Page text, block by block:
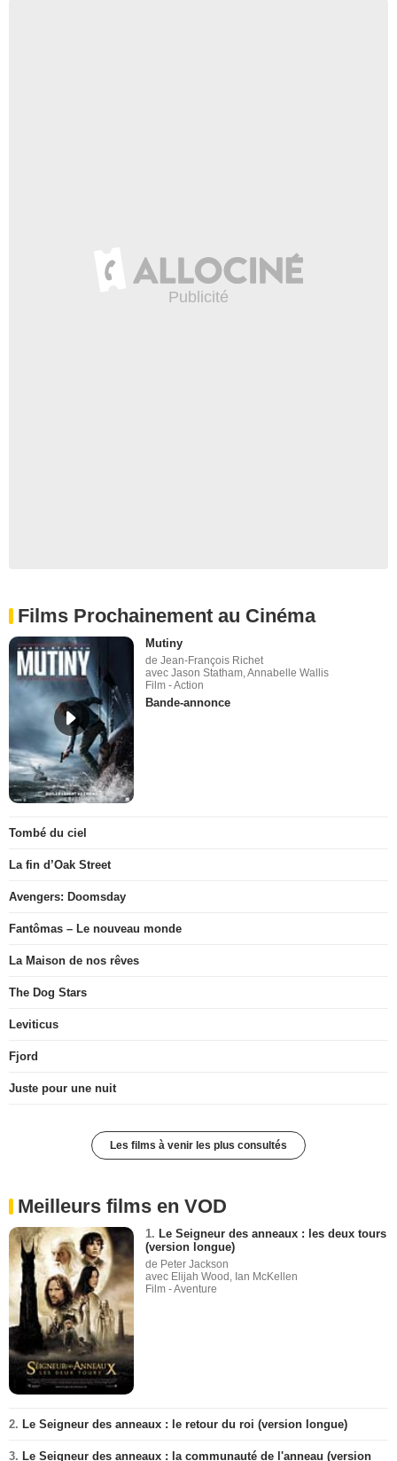
Films Prochainement au Cinéma
Mutiny
de Jean-François Richet
avec Jason Statham, Annabelle Wallis
Film - Action
Bande-annonce
Tombé du ciel
La fin d’Oak Street
Avengers: Doomsday
Fantômas – Le nouveau monde
La Maison de nos rêves
The Dog Stars
Leviticus
Fjord
Juste pour une nuit
Les films à venir les plus consultés
Meilleurs films en VOD
1. Le Seigneur des anneaux : les deux tours
(version longue)
de Peter Jackson
avec Elijah Wood, Ian McKellen
Film - Aventure
2. Le Seigneur des anneaux : le retour du roi (version longue)
3. Le Seigneur des anneaux : la communauté de l'anneau (version